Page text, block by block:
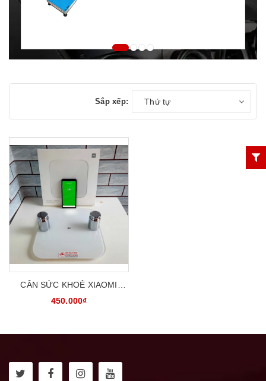
Sắp xếp: Thứ tự
CÂN SỨC KHOẺ XIAOMI
SMART
450.000₫